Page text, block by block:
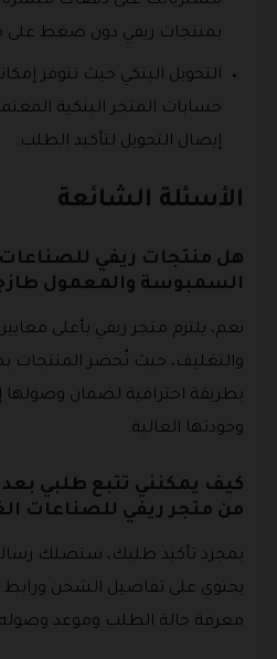
بمنتجات ريفي دون ضغط على
التحويل البنكي حيث تتوفر
حسابات المتجر البنكية
إيصال التحويل لتأكيد الطلب.
الأسئلة الشائعة
هل منتجات ريفي للصناعات
السمبوسة والمعمول
نعم، يلتزم متجر ريفي بأعلى
والتغليف، حيث تُحضر المنتجات
بطريقة احترافية لضمان وصولها
وجودتها العالية.
كيف يمكنني تتبع طلبي
من متجر ريفي للصناعات
بمجرد تأكيد طلبك، ستصلك رسالة
يحتوي على تفاصيل الشحن ورابط
معرفة حالة الطلب وموعد وصوله